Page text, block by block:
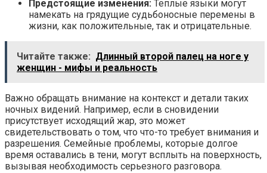
Предстоящие изменения: Теплые языки могут
намекать на грядущие судьбоносные перемены в
жизни, как положительные, так и отрицательные.
Читайте также: Длинный второй палец на ноге у
женщин - мифы и реальность
Важно обращать внимание на контекст и детали таких
ночных видений. Например, если в сновидении
присутствует исходящий жар, это может
свидетельствовать о том, что что-то требует внимания и
разрешения. Семейные проблемы, которые долгое
время оставались в тени, могут всплыть на поверхность,
вызывая необходимость серьезного разговора.